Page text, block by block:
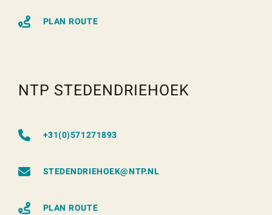
PLAN ROUTE
NTP STEDENDRIEHOEK
+31(0)571271893
STEDENDRIEHOEK@NTP.NL
PLAN ROUTE